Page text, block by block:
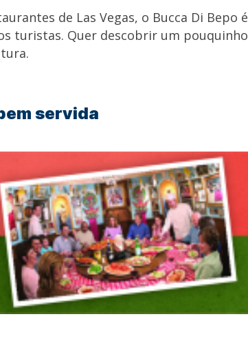
de Las Vegas, o Bucca Di Bepo é
turistas. Quer descobrir um pouquinho
servida